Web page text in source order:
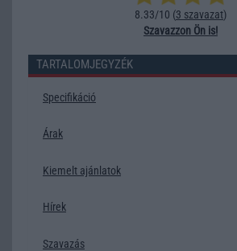
8.33/10 (3 szavazat)
Szavazzon Ön is!
TARTALOMJEGYZÉK
Specifikáció
Árak
Kiemelt ajánlatok
Hírek
Szavazás